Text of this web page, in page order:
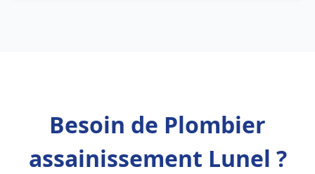
Besoin de Plombier
assainissement Lunel ?